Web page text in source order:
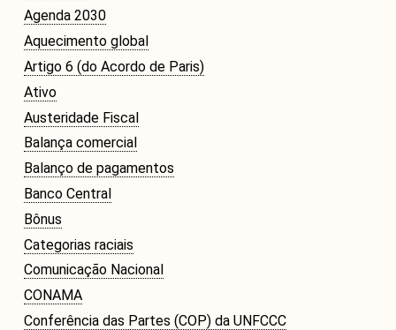
O Monitor do Novo Debate Econômico (MNDE) é um
agregador de informações públicas sobre as novas
maneiras de pensar a economia expressas no debate
econômico da grande imprensa e em outros fóruns da
esfera pública.
Agenda 2030
Aquecimento global
Artigo 6 (do Acordo de Paris)
Ativo
Austeridade Fiscal
Balança comercial
Balanço de pagamentos
Banco Central
Bônus
Categorias raciais
Comunicação Nacional
CONAMA
Conferência das Partes (COP) da UNFCCC